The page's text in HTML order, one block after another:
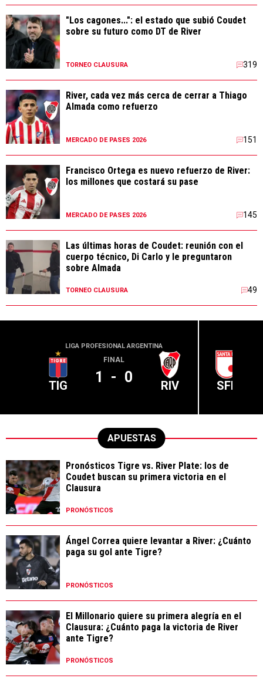
"Los cagones...": el estado que subió Coudet
sobre su futuro como DT de River
TORNEO CLAUSURA 319
River, cada vez más cerca de cerrar a Thiago
Almada como refuerzo
MERCADO DE PASES 2026 151
Francisco Ortega es nuevo refuerzo de River:
los millones que costará su pase
MERCADO DE PASES 2026 145
Las últimas horas de Coudet: reunión con el
cuerpo técnico, Di Carlo y le preguntaron
sobre Almada
TORNEO CLAUSURA 49
LIGA PROFESIONAL ARGENTINA
TIG
FINAL
1 - 0 RIV SFE
APUESTAS
Pronósticos Tigre vs. River Plate: los de
Coudet buscan su primera victoria en el
Clausura
PRONÓSTICOS
Ángel Correa quiere levantar a River: ¿Cuánto
paga su gol ante Tigre?
PRONÓSTICOS
El Millonario quiere su primera alegría en el
Clausura: ¿Cuánto paga la victoria de River
ante Tigre?
PRONÓSTICOS